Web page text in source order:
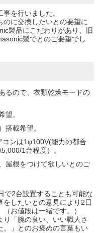
を行いました。
のに交換したいとの要望に
製品にこだわりがあり、旧
製でとのご要望でし
るので、衣類乾燥モードの
望。
搭載希望。
ンは1φ100V(能力の都合
1台程度）。
屋根をつけて欲しいとのご
で2台設置することも可能な
したいとの意見により2日
お値段は一緒です。）
「腕の良い、いい職人さ
。」とのお褒めの言葉もい